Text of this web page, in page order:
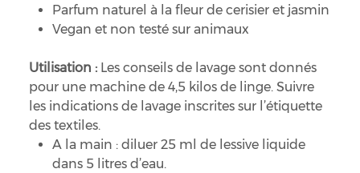
Parfum naturel à la fleur de cerisier et jasmin
Vegan et non testé sur animaux
Utilisation : Les conseils de lavage sont donnés
pour une machine de 4,5 kilos de linge. Suivre
les indications de lavage inscrites sur l’étiquette
des textiles.
A la main : diluer 25 ml de lessive liquide
dans 5 litres d’eau.